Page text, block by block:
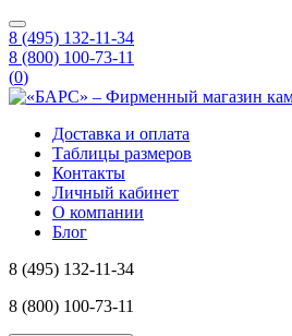
8 (495) 132-11-34
8 (800) 100-73-11
(0)
Доставка и оплата
Таблицы размеров
Контакты
Личный кабинет
О компании
Блог
8 (495) 132-11-34
8 (800) 100-73-11